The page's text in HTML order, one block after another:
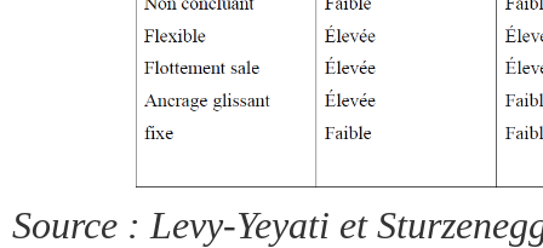
Source : Levy-Yeyati et